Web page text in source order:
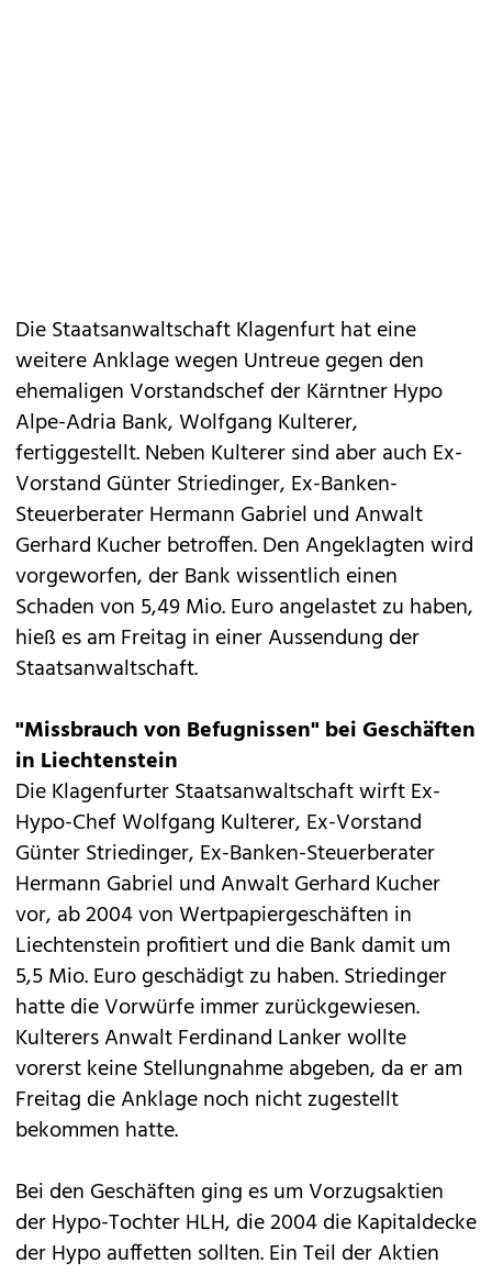
Die Staatsanwaltschaft Klagenfurt hat eine
weitere Anklage wegen Untreue gegen den
ehemaligen Vorstandschef der Kärntner Hypo
Alpe-Adria Bank, Wolfgang Kulterer,
fertiggestellt. Neben Kulterer sind aber auch Ex-
Vorstand Günter Striedinger, Ex-Banken-
Steuerberater Hermann Gabriel und Anwalt
Gerhard Kucher betroffen. Den Angeklagten wird
vorgeworfen, der Bank wissentlich einen
Schaden von 5,49 Mio. Euro angelastet zu haben,
hieß es am Freitag in einer Aussendung der
Staatsanwaltschaft.
"Missbrauch von Befugnissen" bei Geschäften
in Liechtenstein
Die Klagenfurter Staatsanwaltschaft wirft Ex-
Hypo-Chef Wolfgang Kulterer, Ex-Vorstand
Günter Striedinger, Ex-Banken-Steuerberater
Hermann Gabriel und Anwalt Gerhard Kucher
vor, ab 2004 von Wertpapiergeschäften in
Liechtenstein profitiert und die Bank damit um
5,5 Mio. Euro geschädigt zu haben. Striedinger
hatte die Vorwürfe immer zurückgewiesen.
Kulterers Anwalt Ferdinand Lanker wollte
vorerst keine Stellungnahme abgeben, da er am
Freitag die Anklage noch nicht zugestellt
bekommen hatte.
Bei den Geschäften ging es um Vorzugsaktien
der Hypo-Tochter HLH, die 2004 die Kapitaldecke
der Hypo auffetten sollten. Ein Teil der Aktien